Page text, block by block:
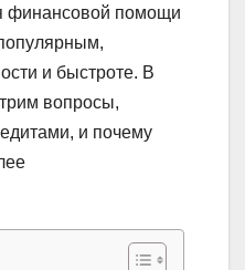
финансовой помощи
и быстроте. В
вопросы,
и почему